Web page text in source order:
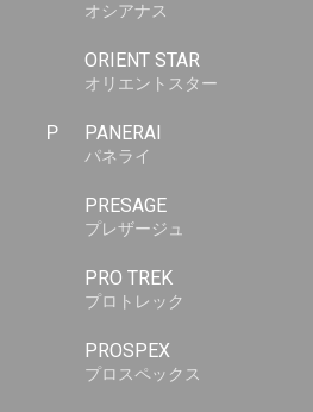
オシアナス
ORIENT STAR
オリエントスター
P PANERAI
パネライ
PRESAGE
プレザージュ
PRO TREK
プロトレック
PROSPEX
プロスペックス